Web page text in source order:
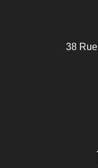
38 Rue des Frères Rémy, 57200